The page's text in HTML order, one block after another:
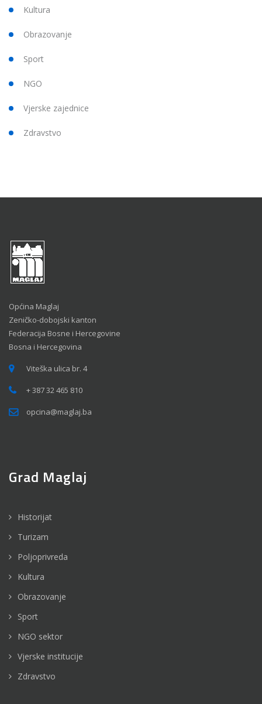
Kultura
Obrazovanje
Sport
NGO
Vjerske zajednice
Zdravstvo
Općina Maglaj
Zeničko-dobojski kanton
Federacija Bosne i Hercegovine
Bosna i Hercegovina
Viteška ulica br. 4
+ 387 32 465 810
opcina@maglaj.ba
Grad Maglaj
Historijat
Turizam
Poljoprivreda
Kultura
Obrazovanje
Sport
NGO sektor
Vjerske institucije
Zdravstvo